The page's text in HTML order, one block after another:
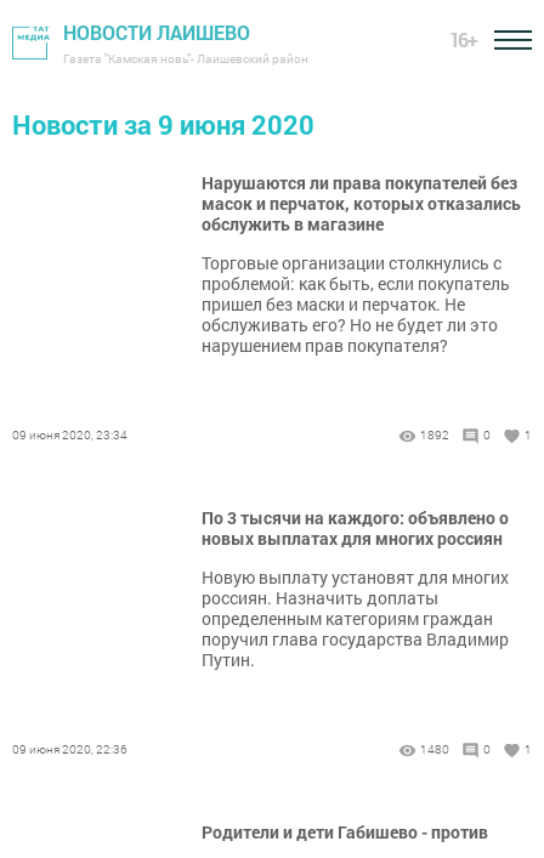
НОВОСТИ ЛАИШЕВО
Газета "Камская новь"- Лаишевский район
16+
Новости за 9 июня 2020
Нарушаются ли права покупателей без
масок и перчаток, которых отказались
обслужить в магазине
Торговые организации столкнулись с
проблемой: как быть, если покупатель
пришел без маски и перчаток. Не
обслуживать его? Но не будет ли это
нарушением прав покупателя?
09 июня 2020, 23:34 1892 0 1
По 3 тысячи на каждого: объявлено о
новых выплатах для многих россиян
Новую выплату установят для многих
россиян. Назначить доплаты
определенным категориям граждан
поручил глава государства Владимир
Путин.
09 июня 2020, 22:36 1480 0 1
Родители и дети Габишево - против